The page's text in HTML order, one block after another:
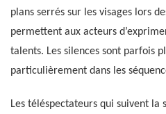
plans serrés sur les visages lors
permettent aux acteurs
talents. Les silences sont parfois
particulièrement dans les
Les téléspectateurs qui suivent la